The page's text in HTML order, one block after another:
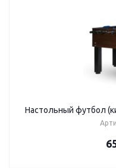
Настольный футбол